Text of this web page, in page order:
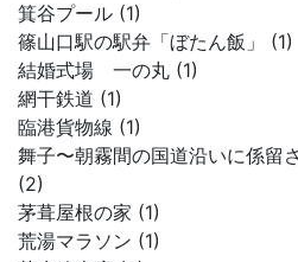
箕谷プール (1)
篠山口駅の駅弁「ぼたん飯」 (1)
結婚式場 一の丸 (1)
網干鉄道 (1)
臨港貨物線 (1)
舞子〜朝霧間の国道沿いに係留
(2)
茅葺屋根の家 (1)
荒湯マラソン (1)